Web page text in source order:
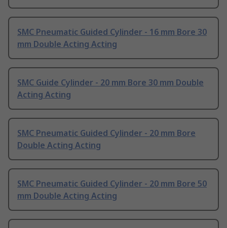
SMC Pneumatic Guided Cylinder - 16 mm Bore 30
mm Double Acting Acting
SMC Guide Cylinder - 20 mm Bore 30 mm Double
Acting Acting
SMC Pneumatic Guided Cylinder - 20 mm Bore
Double Acting Acting
SMC Pneumatic Guided Cylinder - 20 mm Bore 50
mm Double Acting Acting